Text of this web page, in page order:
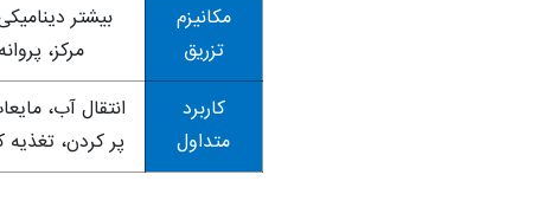
مکانیزم
تزریق
بیشتر
مرکز،
کاربرد
متداول
انتقال آب،
پر کردن،